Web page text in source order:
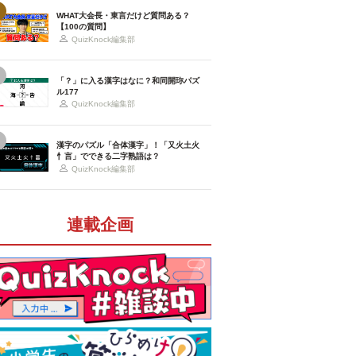
WHAT大会長・東言だけど質問ある？
【100の質問】
QuizKnock編集部
「？」に入る漢字はなに？和同開珎パズ
ル177
QuizKnock編集部
漢字のパズル「合体漢字」！「又火土火
忄言」でできる二字熟語は？
QuizKnock編集部
連載企画